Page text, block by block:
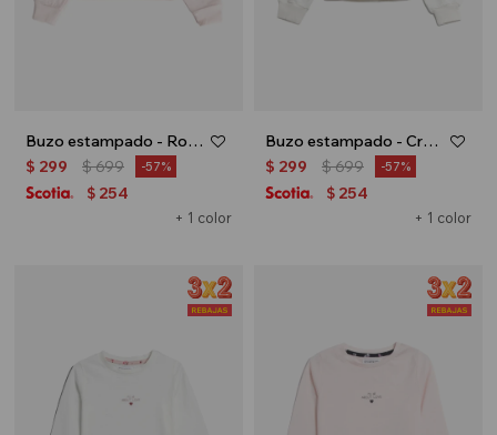
Buzo estampado - Rosa palido
+ 1 color
$ 299 $699 57
$ 254
Buzo estampado - Crudo
+ 1 color
$ 299 $699 57
$ 254